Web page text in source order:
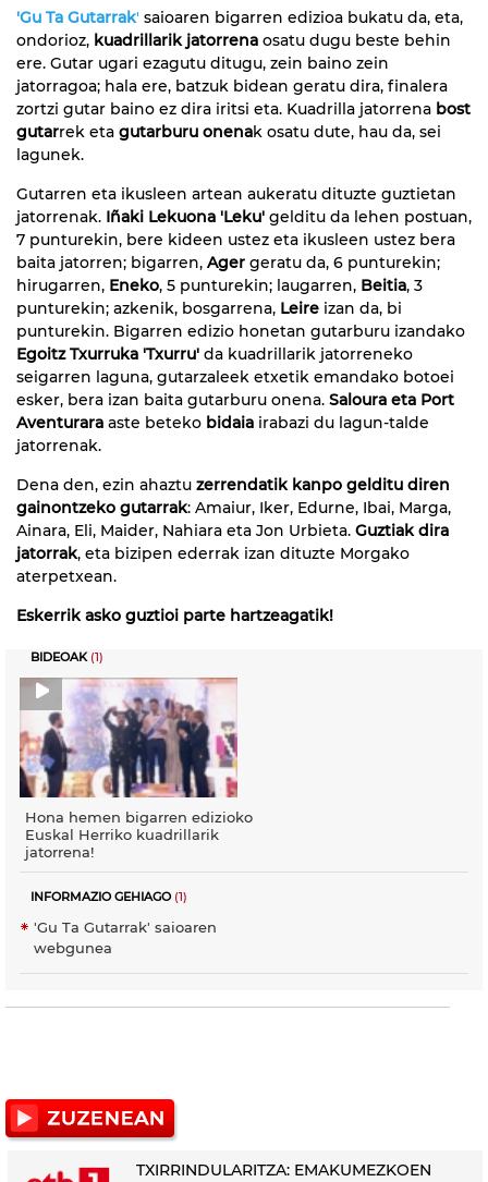
'Gu Ta Gutarrak' saioaren bigarren edizioa bukatu da, eta,
ondorioz, kuadrillarik jatorrena osatu dugu beste behin
ere. Gutar ugari ezagutu ditugu, zein baino zein
jatorragoa; hala ere, batzuk bidean geratu dira, finalera
zortzi gutar baino ez dira iritsi eta. Kuadrilla jatorrena bost
gutarrek eta gutarburu onenak osatu dute, hau da, sei
lagunek.
Gutarren eta ikusleen artean aukeratu dituzte guztietan
jatorrenak. Iñaki Lekuona 'Leku' gelditu da lehen postuan,
7 punturekin, bere kideen ustez eta ikusleen ustez bera
baita jatorren; bigarren, Ager geratu da, 6 punturekin;
hirugarren, Eneko, 5 punturekin; laugarren, Beitia, 3
punturekin; azkenik, bosgarrena, Leire izan da, bi
punturekin. Bigarren edizio honetan gutarburu izandako
Egoitz Txurruka 'Txurru' da kuadrillarik jatorreneko
seigarren laguna, gutarzaleek etxetik emandako botoei
esker, bera izan baita gutarburu onena. Saloura eta Port
Aventurara aste beteko bidaia irabazi du lagun-talde
jatorrenak.
Dena den, ezin ahaztu zerrendatik kanpo gelditu diren
gainontzeko gutarrak: Amaiur, Iker, Edurne, Ibai, Marga,
Ainara, Eli, Maider, Nahiara eta Jon Urbieta. Guztiak dira
jatorrak, eta bizipen ederrak izan dituzte Morgako
aterpetxean.
Eskerrik asko guztioi parte hartzeagatik!
BIDEOAK (1)
Hona hemen bigarren edizioko
Euskal Herriko kuadrillarik
jatorrena!
INFORMAZIO GEHIAGO(1)
'Gu Ta Gutarrak' saioaren
webgunea
TXIRRINDULARITZA: EMAKUMEZKOEN